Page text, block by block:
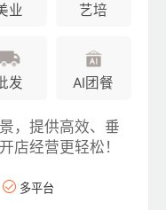
业 艺培
发 AI团餐
，提供高效、垂
店经营更轻松！
多平台